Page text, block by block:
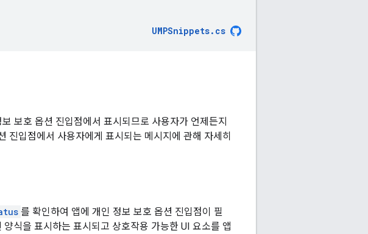
UMPSnippets. cs
보호 옵션 진입점에서 표시되므로 사용자가 언제든지
진입점에서 사용자에게 표시되는 메시지에 관해 자세히
를 확인하여 앱에 개인 정보 보호 옵션 진입점이 필
식을 표시하는 표시되고 상호작용 가능한 UI 요소를 앱